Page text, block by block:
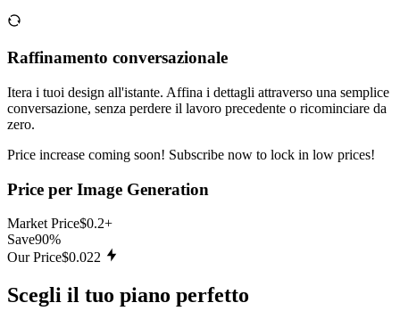
Raffinamento conversazionale
Itera i tuoi design all'istante. Affina i dettagli attraverso una semplice
conversazione, senza perdere il lavoro precedente o ricominciare da
zero.
Price increase coming soon! Subscribe now to lock in low prices!
Price per Image Generation
Market Price$0.2+
Save90%
Our Price$0.022
Scegli il tuo piano perfetto